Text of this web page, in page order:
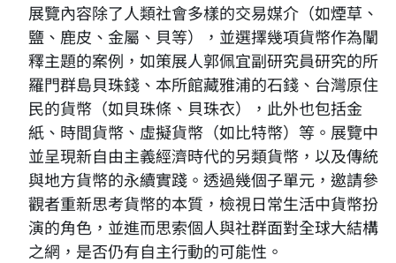
展覽內容除了人類社會多樣的交易媒介（如煙草、
鹽、鹿皮、金屬、貝等），並選擇幾項貨幣作為闡
釋主題的案例，如策展人郭佩宜副研究員研究的所
羅門群島貝珠錢、本所館藏雅浦的石錢、台灣原住
民的貨幣（如貝珠條、貝珠衣），此外也包括金
紙、時間貨幣、虛擬貨幣（如比特幣）等。展覽中
並呈現新自由主義經濟時代的另類貨幣，以及傳統
與地方貨幣的永續實踐。透過幾個子單元，邀請參
觀者重新思考貨幣的本質，檢視日常生活中貨幣扮
演的角色，並進而思索個人與社群面對全球大結構
之網，是否仍有自主行動的可能性。